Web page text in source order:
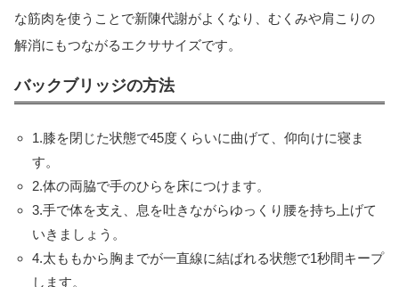
な筋肉を使うことで新陳代謝がよくなり、むくみや肩こりの
解消にもつながるエクササイズです。
バックブリッジの方法
1.膝を閉じた状態で45度くらいに曲げて、仰向けに寝ま
す。
2.体の両脇で手のひらを床につけます。
3.手で体を支え、息を吐きながらゆっくり腰を持ち上げて
いきましょう。
4.太ももから胸までが一直線に結ばれる状態で1秒間キープ
します。